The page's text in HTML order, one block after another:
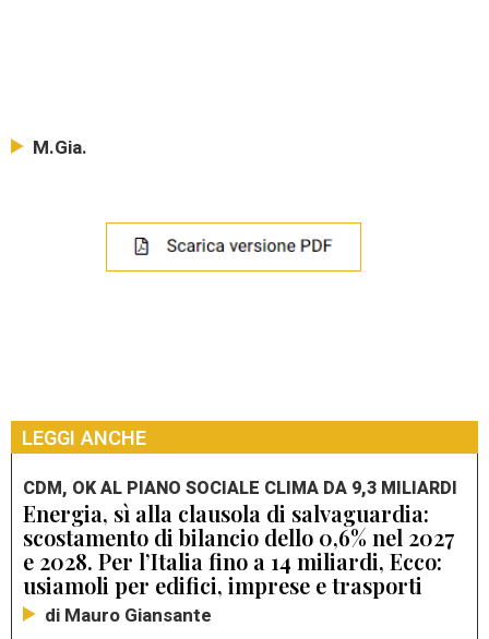
M.Gia.
LEGGI ANCHE
CDM, OK AL PIANO SOCIALE CLIMA DA 9,3 MILIARDI
Energia, sì alla clausola di salvaguardia:
scostamento di bilancio dello 0,6% nel 2027
e 2028. Per l’Italia fino a 14 miliardi, Ecco:
usiamoli per edifici, imprese e trasporti
di Mauro Giansante